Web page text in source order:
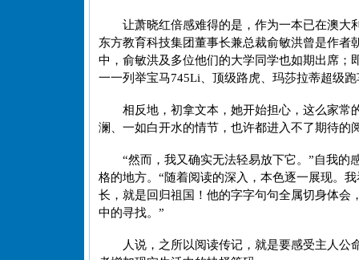
让萧晓红倍感难得的是，作为一本已在澳大
东方教育科技集团董事长兼总裁俞敏洪曾是作
中，俞敏洪及多位他们的大学同学也如期出席
一一列举宝马745Li、顶级路虎、玛莎拉蒂超级
相反地，初拿文本，她开始担心，这么家常
澜、一如白开水的情节，也许都进入不了期待
“然而，我又确实无法轻易放下它。”自我的
格的地方。“随着阅读的深入，本色逐一展现。
长，就是回归祖国！他的字字句句全属切身体
中的寻找。”
人说，之所以阅读传记，就是要感受主人